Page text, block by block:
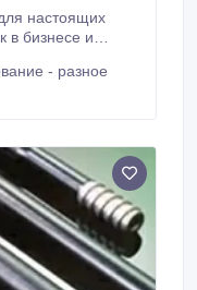
настоящих
печи
- разное